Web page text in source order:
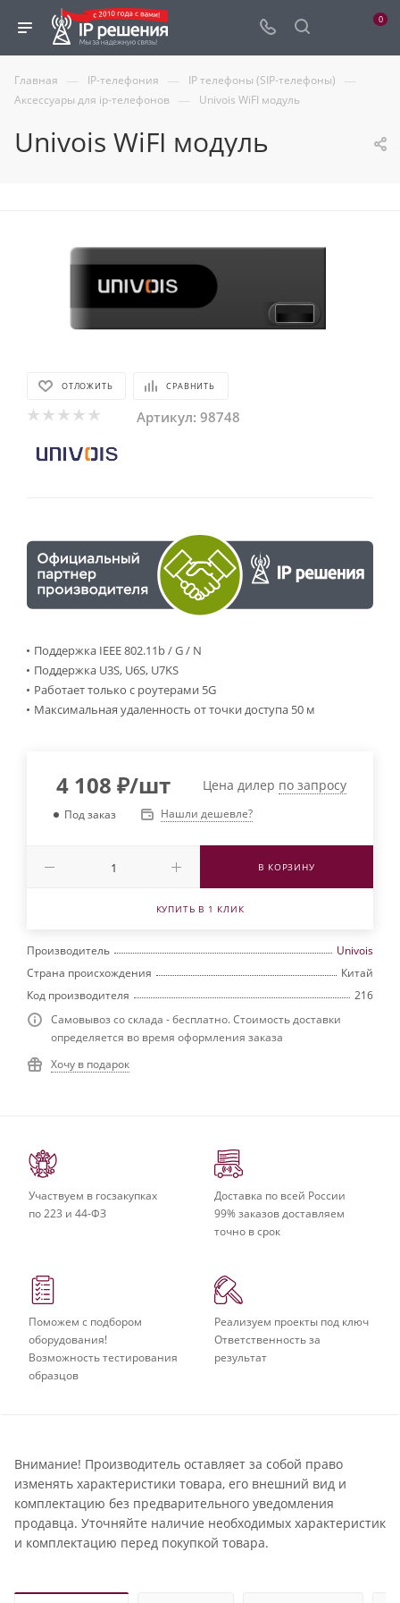
0
Главная — IP-телефония — IP телефоны (SIP-телефоны) —
Аксессуары для ip-телефонов — Univois WiFI модуль
Univois WiFI модуль
ОТЛОЖИТЬ СРАВНИТЬ
Артикул: 98748
Поддержка IEEE 802.11b / G / N
Поддержка U3S, U6S, U7KS
Работает только с роутерами 5G
Максимальная удаленность от точки доступа 50 м
4 108 ₽/шт Цена дилер по запросу
Под заказ Нашли дешевле?
В КОРЗИНУ
КУПИТЬ В 1 КЛИК
Производитель
Univois
Страна происхождения
Китай
Код производителя
216
Самовывоз со склада - бесплатно. Стоимость доставки
определяется во время оформления заказа
Хочу в подарок
Участвуем в госзакупках
по 223 и 44-ФЗ
Доставка по всей России
99% заказов доставляем
точно в срок
Поможем с подбором
оборудования!
Возможность тестирования
образцов
Реализуем проекты под ключ
Ответственность за
результат
Внимание! Производитель оставляет за собой право
изменять характеристики товара, его внешний вид и
комплектацию без предварительного уведомления
продавца. Уточняйте наличие необходимых характеристик
и комплектацию перед покупкой товара.